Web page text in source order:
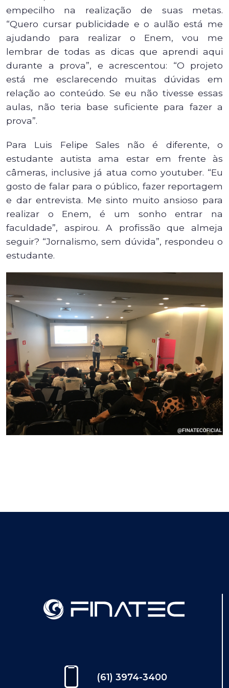
empecilho na realização de suas metas.
“Quero cursar publicidade e o aulão está me
ajudando para realizar o Enem, vou me
lembrar de todas as dicas que aprendi aqui
durante a prova”, e acrescentou: “O projeto
está me esclarecendo muitas dúvidas em
relação ao conteúdo. Se eu não tivesse essas
aulas, não teria base suficiente para fazer a
prova”.
Para Luis Felipe Sales não é diferente, o
estudante autista ama estar em frente às
câmeras, inclusive já atua como youtuber. “Eu
gosto de falar para o público, fazer reportagem
e dar entrevista. Me sinto muito ansioso para
realizar o Enem, é um sonho entrar na
faculdade”, aspirou. A profissão que almeja
seguir? “Jornalismo, sem dúvida”, respondeu o
estudante.
(61) 3974-3400